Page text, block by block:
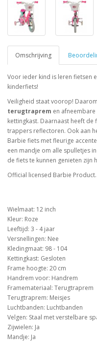
Omschrijving
Voor ieder kind is leren fietsen
kinderfiets!
Veiligheid staat voorop!
terugtraprem en
kettingkast. Daarnaast heeft de
trappers reflectoren. Ook aan
Barbie fiets met fleurige
een mandje om alle spulletjes
de fiets te kunnen genieten zijn
Official licensed Barbie Product.
Wielmaat: 12 inch
Kleur: Roze
Leeftijd: 3 - 4 jaar
Versnellingen: Nee
Kledingmaat: 98 - 104
Kettingkast: Gesloten
Frame hoogte: 20 cm
Handrem voor: Handrem
Framemateriaal: Terugtraprem
Terugtraprem: Meisjes
Luchtbanden: Luchtbanden
Velgen: Staal met verstelbare
Zijwielen: Ja
Mandje: Ja